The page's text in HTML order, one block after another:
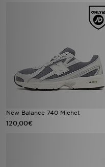
New Balance 740 Miehet
120,00€